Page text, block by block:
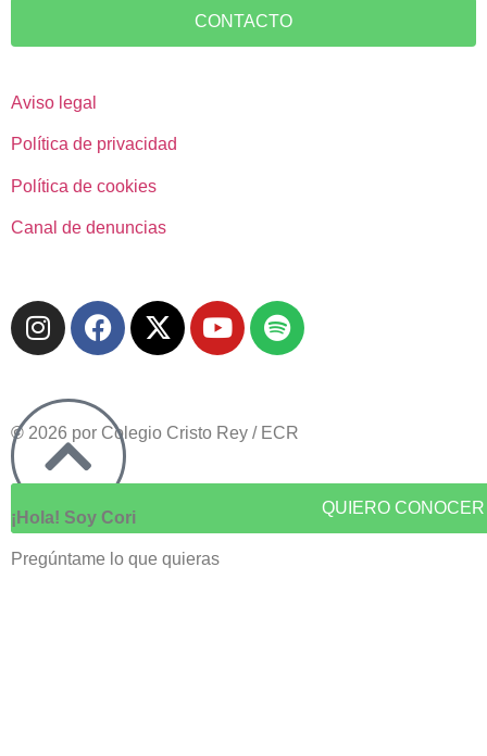
CONTACTO
Aviso legal
Política de privacidad
Política de cookies
Canal de denuncias
© 2026 por Colegio Cristo Rey / ECR
Pregúntame lo
¡Hola! Soy
QUIERO
¡Hola! Soy Cori
Pregúntame lo que quieras